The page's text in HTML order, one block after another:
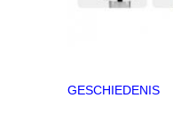
GESCHIEDENIS